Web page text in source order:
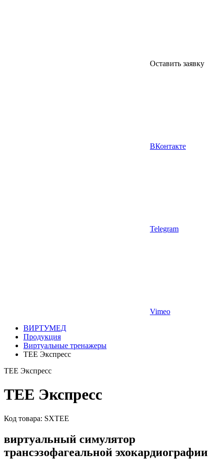
Оставить заявку
ВКонтакте
Telegram
Vimeo
ВИРТУМЕД
Продукция
Виртуальные тренажеры
ТЕЕ Экспресс
ТЕЕ Экспресс
ТЕЕ Экспресс
Код товара: SXTEE
виртуальный симулятор
трансэзофагеальной эхокардиографии